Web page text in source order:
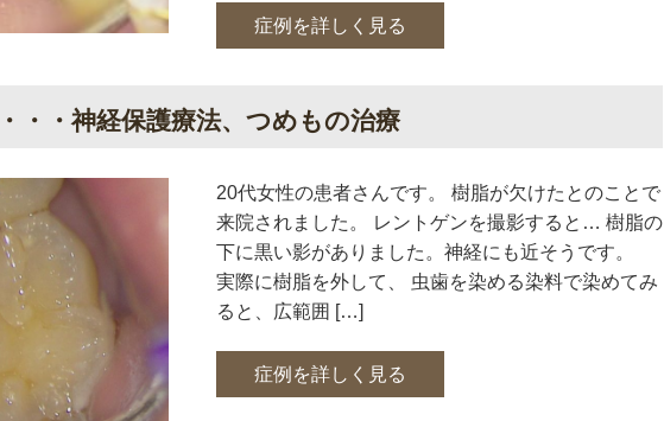
症例を詳しく見る
・・神経保護療法、つめもの治療
20代女性の患者さんです。 樹脂が欠けたとのことで
来院されました。 レントゲンを撮影すると… 樹脂の
下に黒い影がありました。神経にも近そうです。
実際に樹脂を外して、 虫歯を染める染料で染めてみ
ると、広範囲 […]
症例を詳しく見る